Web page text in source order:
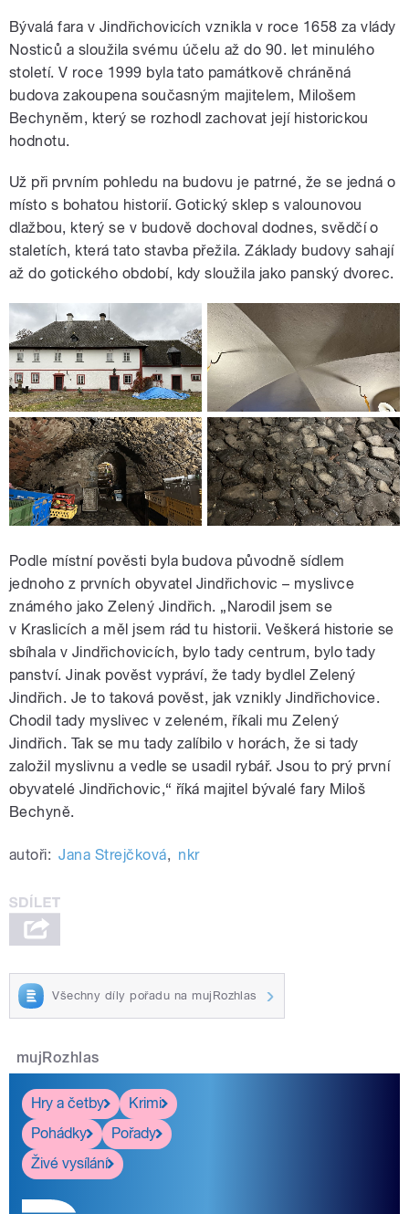
Bývalá fara v Jindřichovicích vznikla v roce 1658 za vlády
Nosticů a sloužila svému účelu až do 90. let minulého
století. V roce 1999 byla tato památkově chráněná
budova zakoupena současným majitelem, Milošem
Bechyněm, který se rozhodl zachovat její historickou
hodnotu.
Už při prvním pohledu na budovu je patrné, že se jedná o
místo s bohatou historií. Gotický sklep s valounovou
dlažbou, který se v budově dochoval dodnes, svědčí o
staletích, která tato stavba přežila. Základy budovy sahají
až do gotického období, kdy sloužila jako panský dvorec.
Podle místní pověsti byla budova původně sídlem
jednoho z prvních obyvatel Jindřichovic – myslivce
známého jako Zelený Jindřich. „Narodil jsem se
v Kraslicích a měl jsem rád tu historii. Veškerá historie se
sbíhala v Jindřichovicích, bylo tady centrum, bylo tady
panství. Jinak pověst vypráví, že tady bydlel Zelený
Jindřich. Je to taková pověst, jak vznikly Jindřichovice.
Chodil tady myslivec v zeleném, říkali mu Zelený
Jindřich. Tak se mu tady zalíbilo v horách, že si tady
založil myslivnu a vedle se usadil rybář. Jsou to prý první
obyvatelé Jindřichovic,“ říká majitel bývalé fary Miloš
Bechyně.
autoři: Jana Strejčková, nkr
Všechny díly pořadu na mujRozhlas
mujRozhlas
Hry a četby
Krimi
Pohádky
Pořady
Živé vysílání